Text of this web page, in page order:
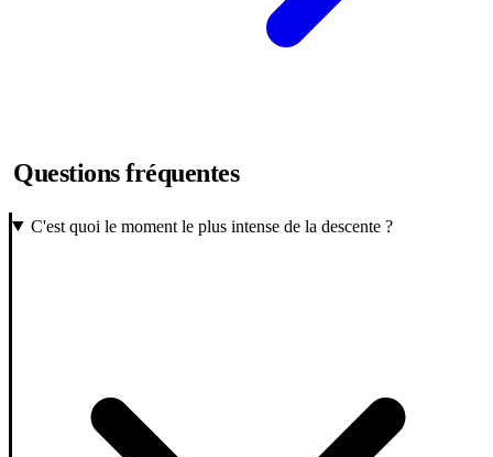
Questions fréquentes
C'est quoi le moment le plus intense de la descente ?